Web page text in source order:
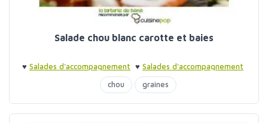
Salade chou blanc carotte et baies
♥ Salades d'accompagnement ♥ Salades d'accompagnement
chou
graines